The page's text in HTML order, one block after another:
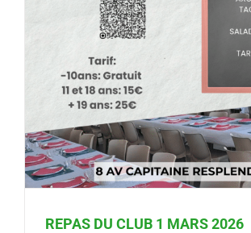
REPAS DU CLUB 1 MARS 2026